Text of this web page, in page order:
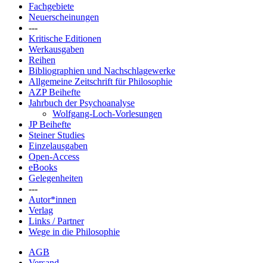
Fachgebiete
Neuerscheinungen
---
Kritische Editionen
Werkausgaben
Reihen
Bibliographien und Nachschlagewerke
Allgemeine Zeitschrift für Philosophie
AZP Beihefte
Jahrbuch der Psychoanalyse
Wolfgang-Loch-Vorlesungen
JP Beihefte
Steiner Studies
Einzelausgaben
Open-Access
eBooks
Gelegenheiten
---
Autor*innen
Verlag
Links / Partner
Wege in die Philosophie
AGB